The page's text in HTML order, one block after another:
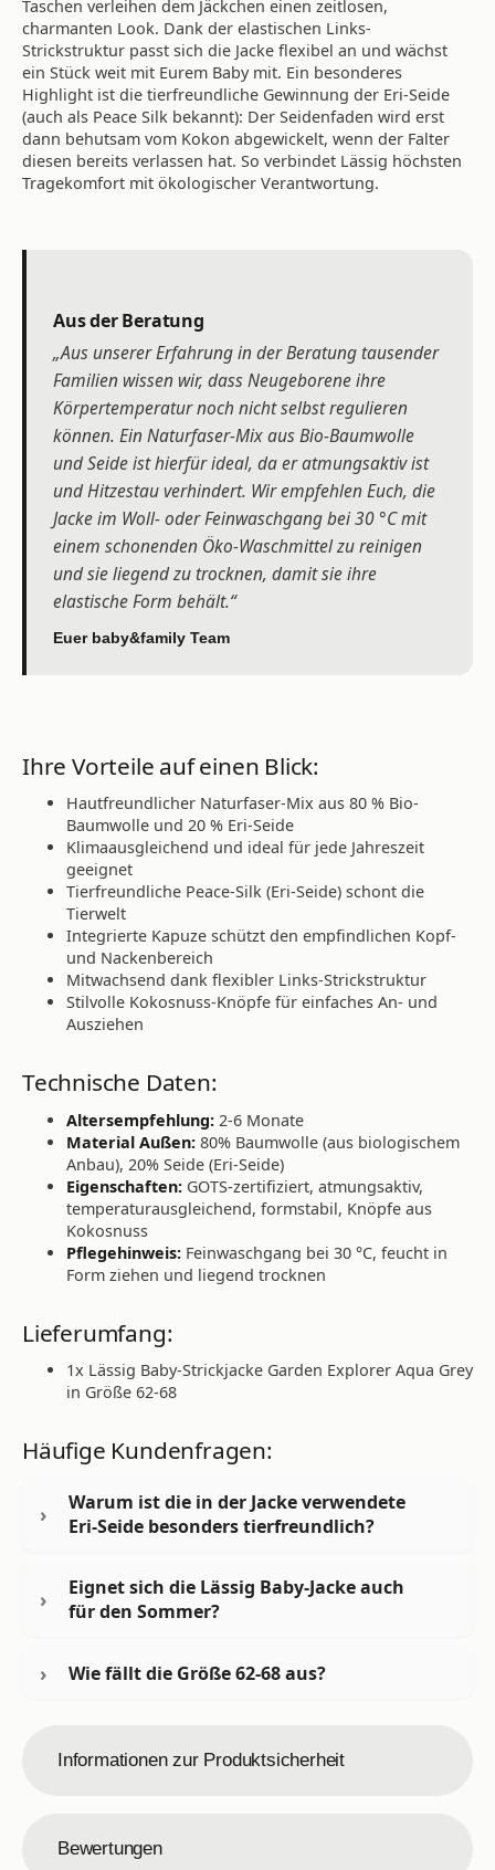
Taschen verleihen dem Jäckchen einen zeitlosen,
charmanten Look. Dank der elastischen Links-
Strickstruktur passt sich die Jacke flexibel an und wächst
ein Stück weit mit Eurem Baby mit. Ein besonderes
Highlight ist die tierfreundliche Gewinnung der Eri-Seide
(auch als Peace Silk bekannt): Der Seidenfaden wird erst
dann behutsam vom Kokon abgewickelt, wenn der Falter
diesen bereits verlassen hat. So verbindet Lässig höchsten
Tragekomfort mit ökologischer Verantwortung.
Aus der Beratung
„Aus unserer Erfahrung in der Beratung tausender
Familien wissen wir, dass Neugeborene ihre
Körpertemperatur noch nicht selbst regulieren
können. Ein Naturfaser-Mix aus Bio-Baumwolle
und Seide ist hierfür ideal, da er atmungsaktiv ist
und Hitzestau verhindert. Wir empfehlen Euch, die
Jacke im Woll- oder Feinwaschgang bei 30 °C mit
einem schonenden Öko-Waschmittel zu reinigen
und sie liegend zu trocknen, damit sie ihre
elastische Form behält.“
Euer baby&family Team
Ihre Vorteile auf einen Blick:
Hautfreundlicher Naturfaser-Mix aus 80 % Bio-
Baumwolle und 20 % Eri-Seide
Klimaausgleichend und ideal für jede Jahreszeit
geeignet
Tierfreundliche Peace-Silk (Eri-Seide) schont die
Tierwelt
Integrierte Kapuze schützt den empfindlichen Kopf-
und Nackenbereich
Mitwachsend dank flexibler Links-Strickstruktur
Stilvolle Kokosnuss-Knöpfe für einfaches An- und
Ausziehen
Technische Daten:
Altersempfehlung: 2-6 Monate
Material Außen: 80% Baumwolle (aus biologischem
Anbau), 20% Seide (Eri-Seide)
Eigenschaften: GOTS-zertifiziert, atmungsaktiv,
temperaturausgleichend, formstabil, Knöpfe aus
Kokosnuss
Pflegehinweis: Feinwaschgang bei 30 °C, feucht in
Form ziehen und liegend trocknen
Lieferumfang:
1x Lässig Baby-Strickjacke Garden Explorer Aqua Grey
in Größe 62-68
Häufige Kundenfragen:
Warum ist die in der Jacke verwendete
Eri-Seide besonders tierfreundlich?
Eignet sich die Lässig Baby-Jacke auch
für den Sommer?
Wie fällt die Größe 62-68 aus?
Informationen zur Produktsicherheit
Bewertungen